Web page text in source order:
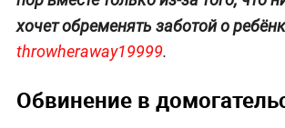
хочет обременять заботой о
throwheraway19999.
Обвинение в